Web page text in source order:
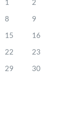
1
2
8
9
15
16
22
23
29
30